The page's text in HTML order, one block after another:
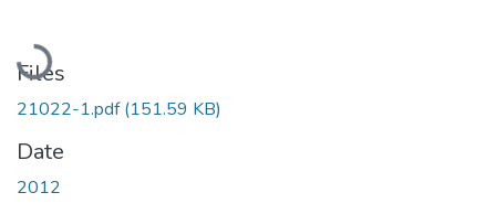
Loading...
Files
21022-1.pdf(151.59 KB)
Date
2012